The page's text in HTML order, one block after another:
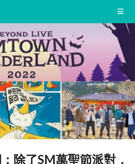
除了SM萬聖節派對，